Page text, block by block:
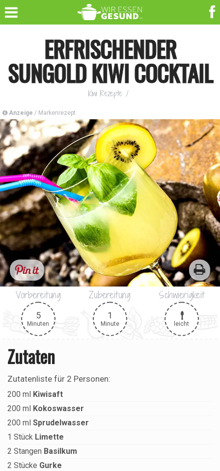
ERFRISCHENDER
SUNGOLD KIWI COCKTAIL
Kiwi Rezepte/
Anzeige / Markenrezept
Vorbereitung
5
Minuten
Zubereitung
1
Minute
Schwierigkeit
leicht
Zutaten
Zutatenliste für 2 Personen:
200 ml
Kiwisaft
200 ml
Kokoswasser
200 ml Sprudelwasser
1 Stück Limette
2 Stangen Basilkum
2 Stücke Gurke